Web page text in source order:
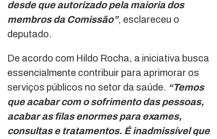
desde que autorizado pela maioria dos
membros da Comissão”, esclareceu o
deputado.
De acordo com Hildo Rocha, a iniciativa busca
essencialmente contribuir para aprimorar os
serviços públicos no setor da saúde. “Temos
que acabar com o sofrimento das pessoas,
acabar as filas enormes para exames,
consultas e tratamentos. É inadmissível que